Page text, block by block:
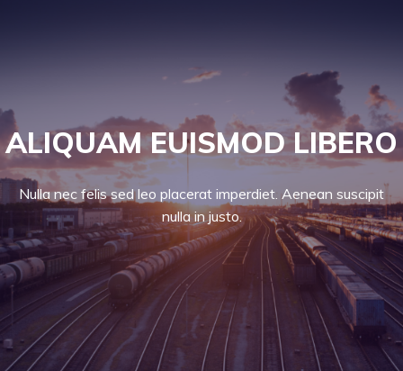
ALIQUAM EUISMOD LIBERO
Nulla nec felis sed leo placerat imperdiet. Aenean suscipit
nulla in justo.